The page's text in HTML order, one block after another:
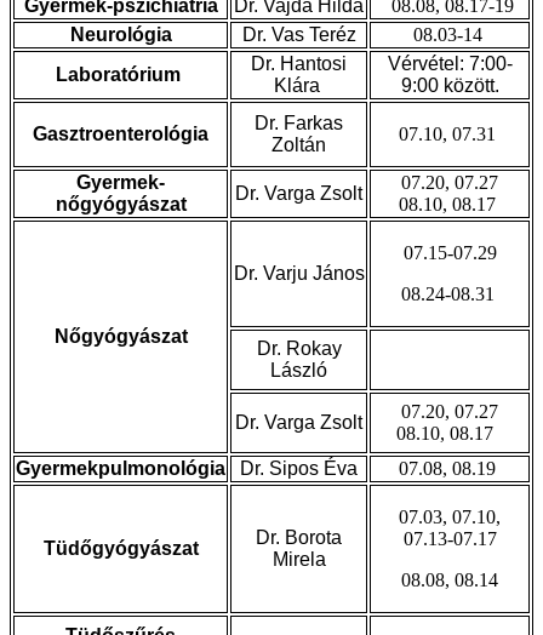
Gyermek-pszichiátria Dr. Vajda Hilda
08.08, 08.17-19
Neurológia
Dr. Vas Teréz
08.03-14
Laboratórium
Dr. Hantosi
Klára
Vérvétel: 7:00-
9:00 között.
Gasztroenterológia
Dr. Farkas
Zoltán
07.10, 07.31
Gyermek-
nőgyógyászat
Dr. Varga Zsolt
07.20, 07.27
08.10, 08.17
Nőgyógyászat
Dr. Varju János
07.15-07.29
08.24-08.31
Dr. Rokay
László
Dr. Varga Zsolt
07.20, 07.27
08.10, 08.17
Gyermekpulmonológia
Dr. Sipos Éva 07.08, 08.19
Tüdőgyógyászat
Dr. Borota
Mirela
07.03, 07.10,
07.13-07.17
08.08, 08.14